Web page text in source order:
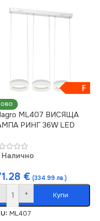
F
ML407 ВИСЯЩА
РИНГ 36W LED
Налично
€ (334.99 лв.)
+ Купи
ML407